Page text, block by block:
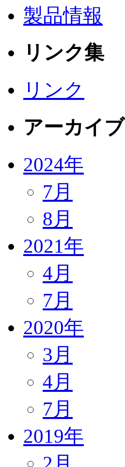
製品情報
リンク集
リンク
アーカイブ
2024年
7月
8月
2021年
4月
7月
2020年
3月
4月
7月
2019年